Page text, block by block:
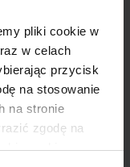
pliki cookie w
w celach
przycisk
na stosowanie
na stronie
zgodę na
wybierz